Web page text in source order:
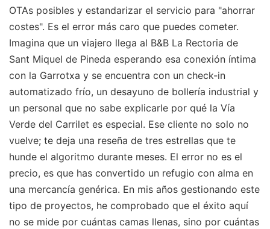
OTAs posibles y estandarizar el servicio para "ahorrar
costes". Es el error más caro que puedes cometer.
Imagina que un viajero llega al B&B La Rectoria de
Sant Miquel de Pineda esperando esa conexión íntima
con la Garrotxa y se encuentra con un check-in
automatizado frío, un desayuno de bollería industrial y
un personal que no sabe explicarle por qué la Vía
Verde del Carrilet es especial. Ese cliente no solo no
vuelve; te deja una reseña de tres estrellas que te
hunde el algoritmo durante meses. El error no es el
precio, es que has convertido un refugio con alma en
una mercancía genérica. En mis años gestionando este
tipo de proyectos, he comprobado que el éxito aquí
no se mide por cuántas camas llenas, sino por cuántas